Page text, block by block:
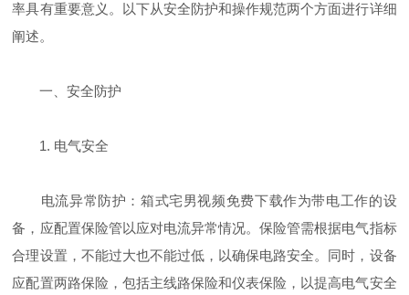
率具有重要意义。以下从安全防护和操作规范两个方面进行详细
阐述。
一、安全防护
1. 电气安全
电流异常防护：箱式宅男视频免费下载作为带电工作的设
备，应配置保险管以应对电流异常情况。保险管需根据电气指标
合理设置，不能过大也不能过低，以确保电路安全。同时，设备
应配置两路保险，包括主线路保险和仪表保险，以提高电气安全